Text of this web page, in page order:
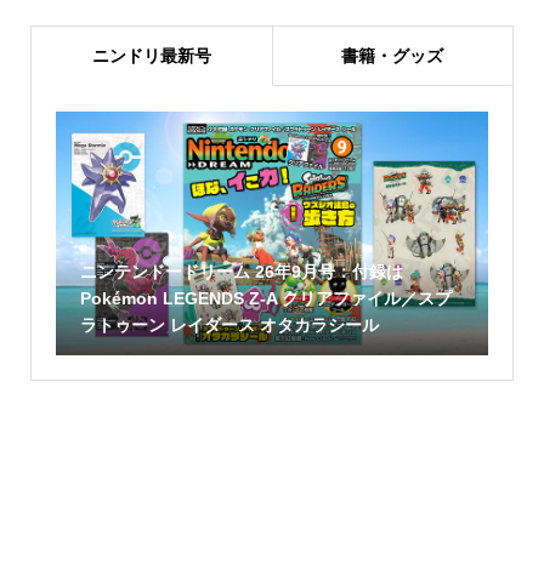
ニンドリ最新号 書籍・グッズ
ニンテンドードリーム 26年9月号：付録は
Pokémon LEGENDS Z-A クリアファイル／スプ
ラトゥーン レイダース オタカラシール